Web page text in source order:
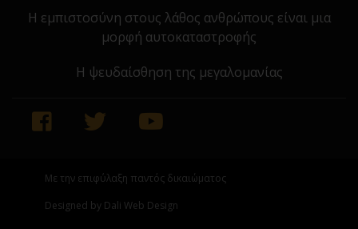
Η εμπιστοσύνη στους λάθος ανθρώπους είναι μια
μορφή αυτοκαταστροφής
Η ψευδαίσθηση της μεγαλομανίας
Με την επιφύλαξη παντός δικαιώματος
Designed by Dali Web Design